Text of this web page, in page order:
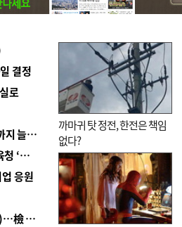
결정
로
■ 경남 농정 비전 ‘잘 사는 농촌’…스마트팜 1000㏊까지 늘린다
■ 교육혁신선도지 공모 코앞인데…구·군 난색에 교육청 ‘쩔쩔’
응원
■ 검사 신분 버리고 직급하향(10년 이하 저연차 검사)…檢 중수청행 기피
까마귀 탓 정전, 한전은 책임
없다?